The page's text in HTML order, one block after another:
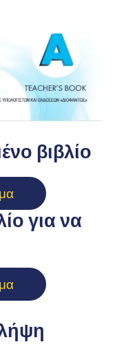
βιβλίο
για να